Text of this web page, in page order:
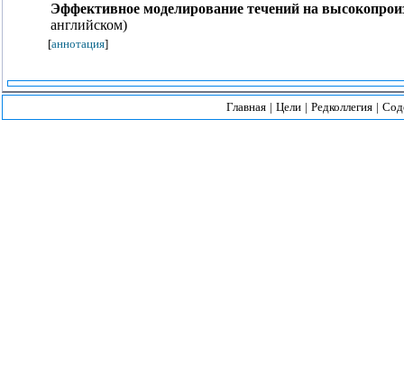
Эффективное моделирование течений на
английском)
[аннотация]
Главная | Цели | Редколлегия |